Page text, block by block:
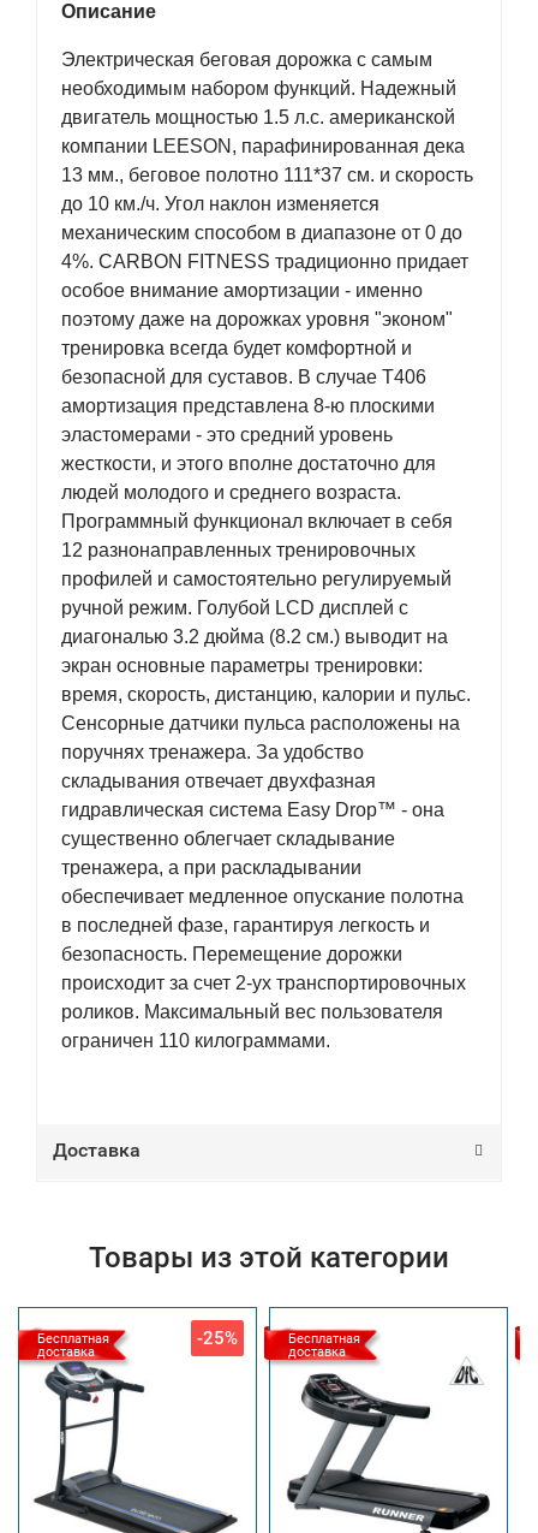
Описание
Электрическая беговая дорожка с самым
необходимым набором функций. Надежный
двигатель мощностью 1.5 л.с. американской
компании LEESON, парафинированная дека
13 мм., беговое полотно 111*37 см. и скорость
до 10 км./ч. Угол наклон изменяется
механическим способом в диапазоне от 0 до
4%. CARBON FITNESS традиционно придает
особое внимание амортизации - именно
поэтому даже на дорожках уровня "эконом"
тренировка всегда будет комфортной и
безопасной для суставов. В случае T406
амортизация представлена 8-ю плоскими
эластомерами - это средний уровень
жесткости, и этого вполне достаточно для
людей молодого и среднего возраста.
Программный функционал включает в себя
12 разнонаправленных тренировочных
профилей и самостоятельно регулируемый
ручной режим. Голубой LСD дисплей с
диагональю 3.2 дюйма (8.2 см.) выводит на
экран основные параметры тренировки:
время, скорость, дистанцию, калории и пульс.
Сенсорные датчики пульса расположены на
поручнях тренажера. За удобство
складывания отвечает двухфазная
гидравлическая система Easy Drop™ - она
существенно облегчает складывание
тренажера, а при раскладывании
обеспечивает медленное опускание полотна
в последней фазе, гарантируя легкость и
безопасность. Перемещение дорожки
происходит за счет 2-ух транспортировочных
роликов. Максимальный вес пользователя
ограничен 110 килограммами.
Доставка
Товары из этой категории
Бесплатная
доставка
-25%
Бесплатная
доставка